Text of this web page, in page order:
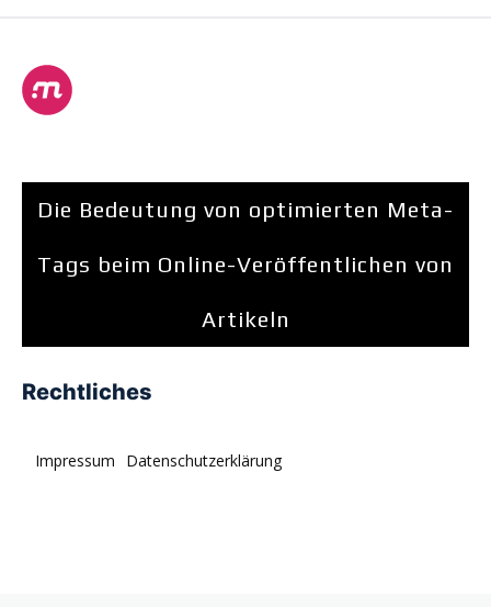
Die Bedeutung von optimierten Meta-
Tags beim Online-Veröffentlichen von
Artikeln
Rechtliches
Impressum Datenschutzerklärung